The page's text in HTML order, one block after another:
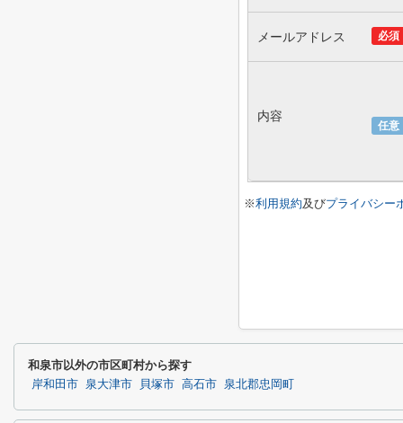
必須
メールアドレス
任意
内容
※利用規約及びプライバシー
和泉市以外の市区町村から探す
岸和田市 泉大津市 貝塚市 高石市 泉北郡忠岡町